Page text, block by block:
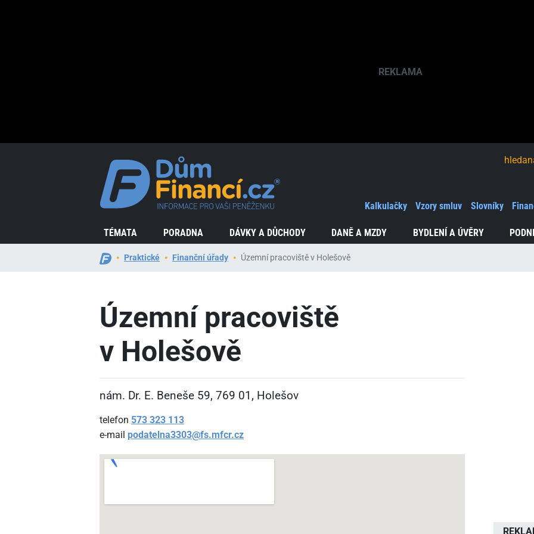
TÉMATA PORADNA DÁVKY A DŮCHODY DANĚ A MZDY BYDLENÍ A ÚVĚRY
Kalkulačky Vzory smluv Slovníky
Praktické Finanční úřady Územní pracoviště v Holešově
Územní pracoviště
v Holešově
nám. Dr. E. Beneše 59, 769 01, Holešov
telefon 573 323 113
e-mail podatelna3303@fs.mfcr.cz